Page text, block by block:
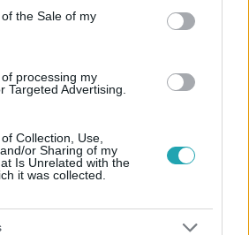
the Sale of my
processing my
Targeted Advertising.
Collection, Use,
or Sharing of my
Is Unrelated with the
it was collected.
#RELIKVIÁK